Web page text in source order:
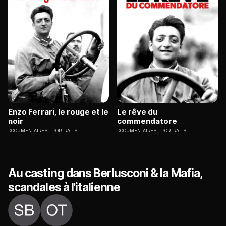
Enzo Ferrari, le rouge et le
noir
DOCUMENTAIRES PORTRAITS
Le rêve du
commendatore
DOCUMENTAIRES PORTRAITS
Au casting dans Berlusconi & la Mafia,
scandales à l'italienne